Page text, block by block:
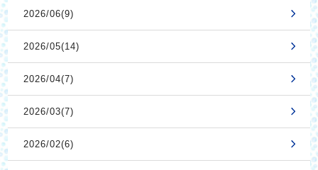
2026/06(9)
2026/05(14)
2026/04(7)
2026/03(7)
2026/02(6)